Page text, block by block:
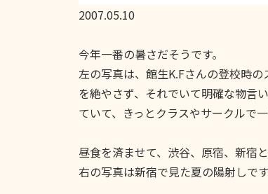
2007.05.10
今年一番の暑さだそうです。
左の写真は、館生K.Fさんの登校時
を絶やさず、それでいて明確な物言
ていて、きっとクラスやサークルで
昼食を済ませて、渋谷、原宿、新宿
右の写真は新宿で見た夏の陽射しです